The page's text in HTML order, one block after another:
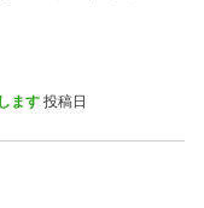
ます 投稿日